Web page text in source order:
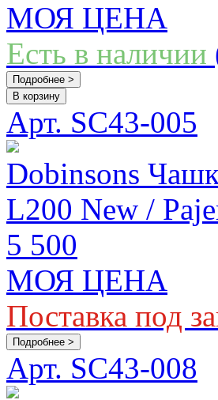
МОЯ ЦЕНА
Есть в наличии
Подробнее >
В корзину
Арт. SC43-005
Dobinsons
L200 New /
5 500
МОЯ ЦЕНА
Поставка под
Подробнее >
Арт. SC43-008